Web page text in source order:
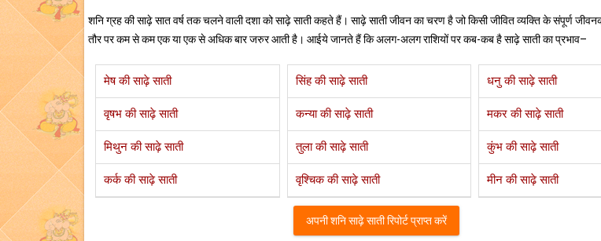
शनि ग्रह की साढ़े सात वर्ष तक चलने वाली दशा को साढ़े साती कहते हैं। साढ़े साती जीवन का चरण है जो किसी जीवित व्यक्ति के संपूर्ण
तौर पर कम से कम एक या एक से अधिक बार जरुर आती है। आईये जानते हैं कि अलग-अलग राशियों पर कब-कब है साढ़े साती का प्रभाव–
मेष की साढ़े साती
वृषभ की साढ़े साती
मिथुन की साढ़े साती
कर्क की साढ़े साती
सिंह की साढ़े साती
कन्या की साढ़े साती
तुला की साढ़े साती
वृश्चिक की साढ़े साती
धनु की साढ़े साती
मकर की साढ़े साती
कुंभ की साढ़े साती
मीन की साढ़े साती
अपनी शनि साढ़े साती रिपोर्ट प्राप्त करें